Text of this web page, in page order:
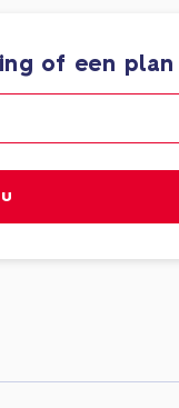
of een plan